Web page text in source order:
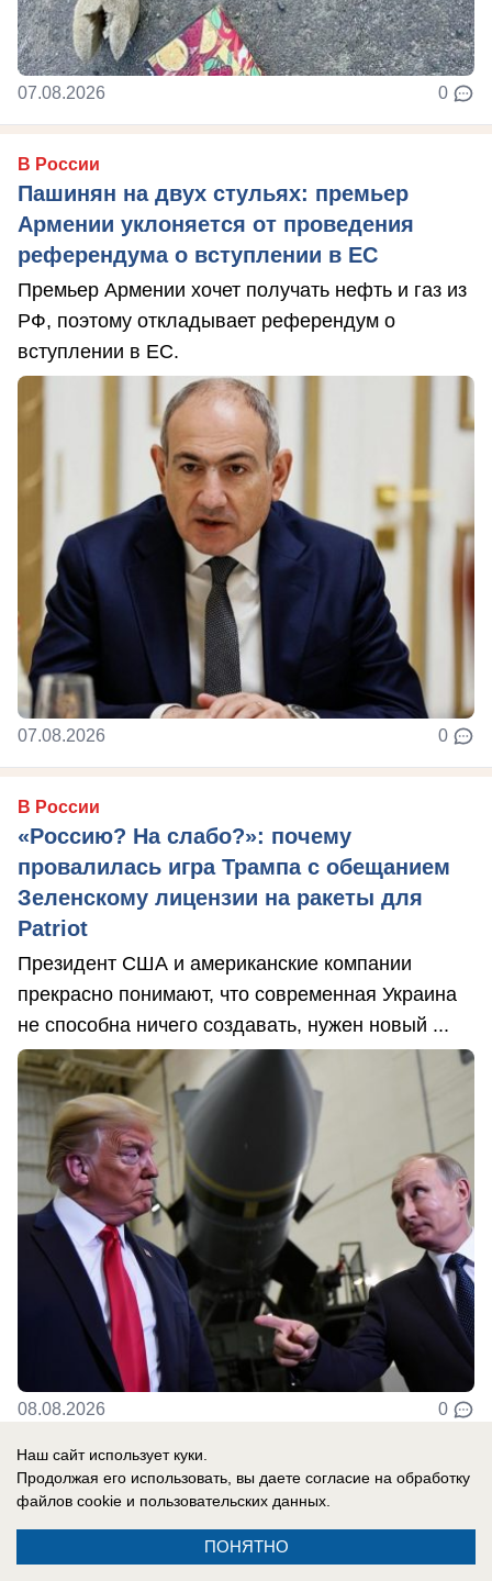
07.08.2026 0
В России
Пашинян на двух стульях: премьер
Армении уклоняется от проведения
референдума о вступлении в ЕС
Премьер Армении хочет получать нефть и газ из
РФ, поэтому откладывает референдум о
вступлении в ЕС.
07.08.2026 0
В России
«Россию? На слабо?»: почему
провалилась игра Трампа с обещанием
Зеленскому лицензии на ракеты для
Patriot
Президент США и американские компании
прекрасно понимают, что современная Украина
не способна ничего создавать, нужен новый ...
08.08.2026 0
Наш сайт использует куки.
Продолжая его использовать, вы даете согласие на обработку
файлов cookie и пользовательских данных.
ПОНЯТНО